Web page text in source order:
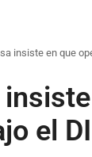
insiste en que
el